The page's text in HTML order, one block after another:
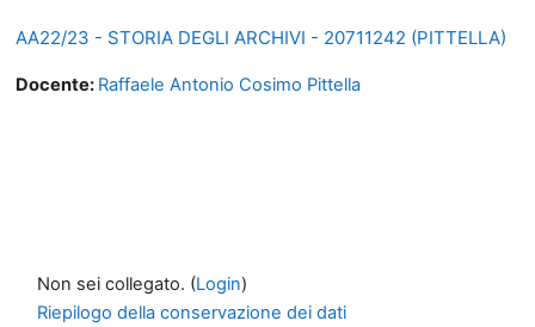
AA22/23 - STORIA DEGLI ARCHIVI - 20711242 (PITTELLA)
Docente: Raffaele Antonio Cosimo Pittella
Non sei collegato. (Login)
Riepilogo della conservazione dei dati